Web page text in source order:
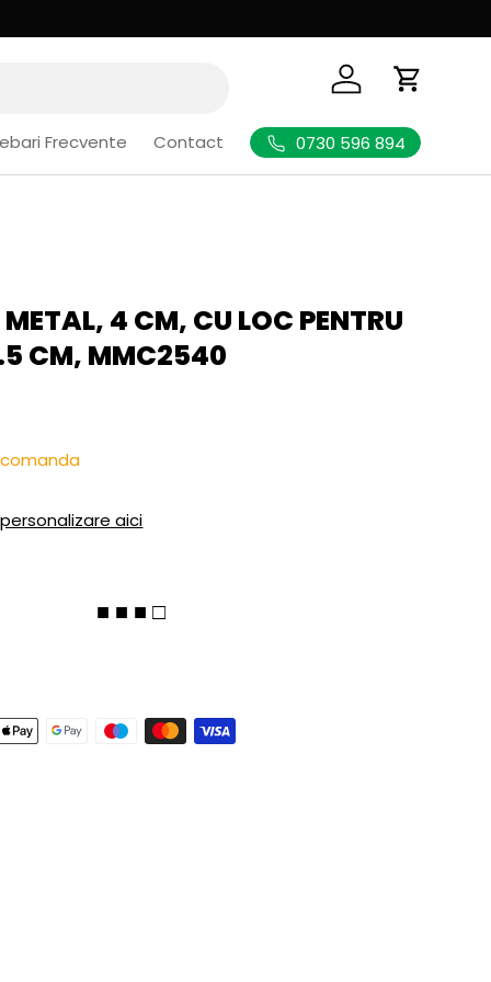
Logheaza-te
Cos de
Frecvente Contact 0730 596 894
METAL, 4 CM, CU LOC PENTRU
CM, MMC2540
aici
■ ■ ■ □